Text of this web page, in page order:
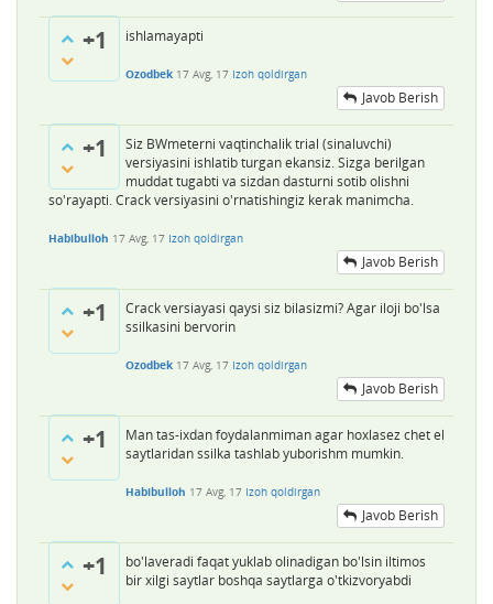
+1 ishlamayapti
Ozodbek 17 Avg, 17 Izoh qoldirgan
Javob Berish
+1
Siz BWmeterni vaqtinchalik trial (sinaluvchi)
versiyasini ishlatib turgan ekansiz. Sizga berilgan
muddat tugabti va sizdan dasturni sotib olishni
so'rayapti. Crack versiyasini o'rnatishingiz kerak manimcha.
Habibulloh 17 Avg, 17 Izoh qoldirgan
Javob Berish
+1
Crack versiayasi qaysi siz bilasizmi? Agar iloji bo'lsa
ssilkasini bervorin
Ozodbek 17 Avg, 17 Izoh qoldirgan
Javob Berish
+1
Man tas-ixdan foydalanmiman agar hoxlasez chet el
saytlaridan ssilka tashlab yuborishm mumkin.
Habibulloh 17 Avg, 17 Izoh qoldirgan
Javob Berish
+1
bo'laveradi faqat yuklab olinadigan bo'lsin iltimos
bir xilgi saytlar boshqa saytlarga o'tkizvoryabdi